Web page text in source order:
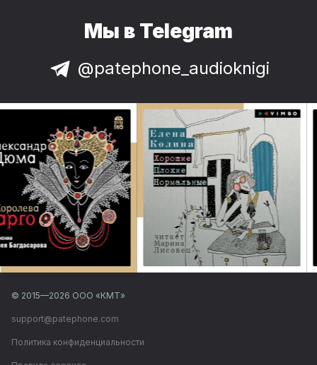
Мы в Telegram
@patephone_audioknigi
© 2015—2026 ООО «КМТ»
support@patephone.com
Политика конфиденциальности